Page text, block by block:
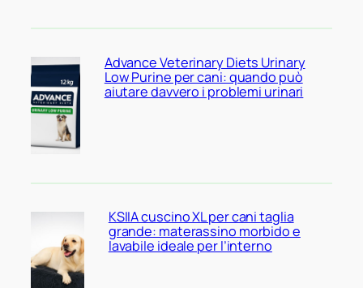
Advance Veterinary Diets Urinary
Low Purine per cani: quando può
aiutare davvero i problemi urinari
KSIIA cuscino XL per cani taglia
grande: materassino morbido e
lavabile ideale per l’interno